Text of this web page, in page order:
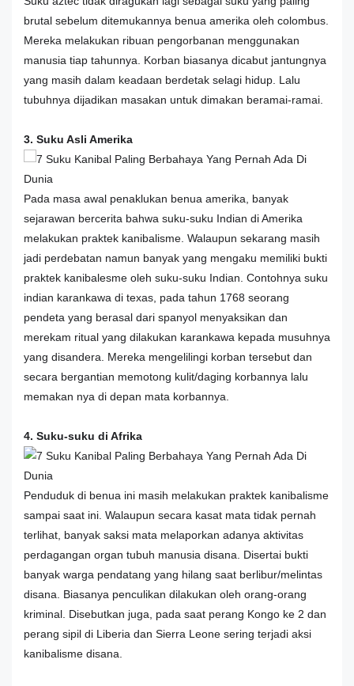
brutal sebelum ditemukannya benua amerika oleh colombus.
Mereka melakukan ribuan pengorbanan menggunakan
manusia tiap tahunnya. Korban biasanya dicabut jantungnya
yang masih dalam keadaan berdetak selagi hidup. Lalu
tubuhnya dijadikan masakan untuk dimakan beramai-ramai.
3. Suku Asli Amerika
Pada masa awal penaklukan benua amerika, banyak
sejarawan bercerita bahwa suku-suku Indian di Amerika
melakukan praktek kanibalisme. Walaupun sekarang masih
jadi perdebatan namun banyak yang mengaku memiliki bukti
praktek kanibalesme oleh suku-suku Indian. Contohnya suku
indian karankawa di texas, pada tahun 1768 seorang
pendeta yang berasal dari spanyol menyaksikan dan
merekam ritual yang dilakukan karankawa kepada musuhnya
yang disandera. Mereka mengelilingi korban tersebut dan
secara bergantian memotong kulit/daging korbannya lalu
memakan nya di depan mata korbannya.
4. Suku-suku di Afrika
Penduduk di benua ini masih melakukan praktek kanibalisme
sampai saat ini. Walaupun secara kasat mata tidak pernah
terlihat, banyak saksi mata melaporkan adanya aktivitas
perdagangan organ tubuh manusia disana. Disertai bukti
banyak warga pendatang yang hilang saat berlibur/melintas
disana. Biasanya penculikan dilakukan oleh orang-orang
kriminal. Disebutkan juga, pada saat perang Kongo ke 2 dan
perang sipil di Liberia dan Sierra Leone sering terjadi aksi
kanibalisme disana.